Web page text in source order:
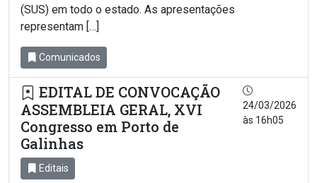
(SUS) em todo o estado. As apresentações
representam […]
Comunicados
EDITAL DE CONVOCAÇÃO
ASSEMBLEIA GERAL, XVI
Congresso em Porto de
Galinhas
24/03/2026
às 16h05
Editais